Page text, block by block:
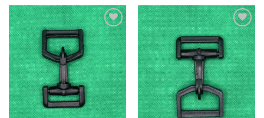
Добавить
в список
желаний
Добавить
в список
желаний